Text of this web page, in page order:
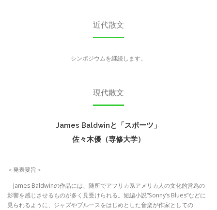
近代散文
シンポジウムを継続します。
現代散文
James Baldwinと「スポーツ」
佐々木優（専修大学）
＜発表要旨＞
James Baldwinの作品には、随所でアフリカ系アメリカ人の文化的営為の
影響を感じさせるものが多く見受けられる。短編小説“Sonny’s Blues”などに
見られるように、ジャズやブルースをはじめとした音楽が作家としての